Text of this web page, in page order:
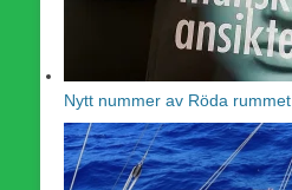
Nytt nummer av Röda rummet